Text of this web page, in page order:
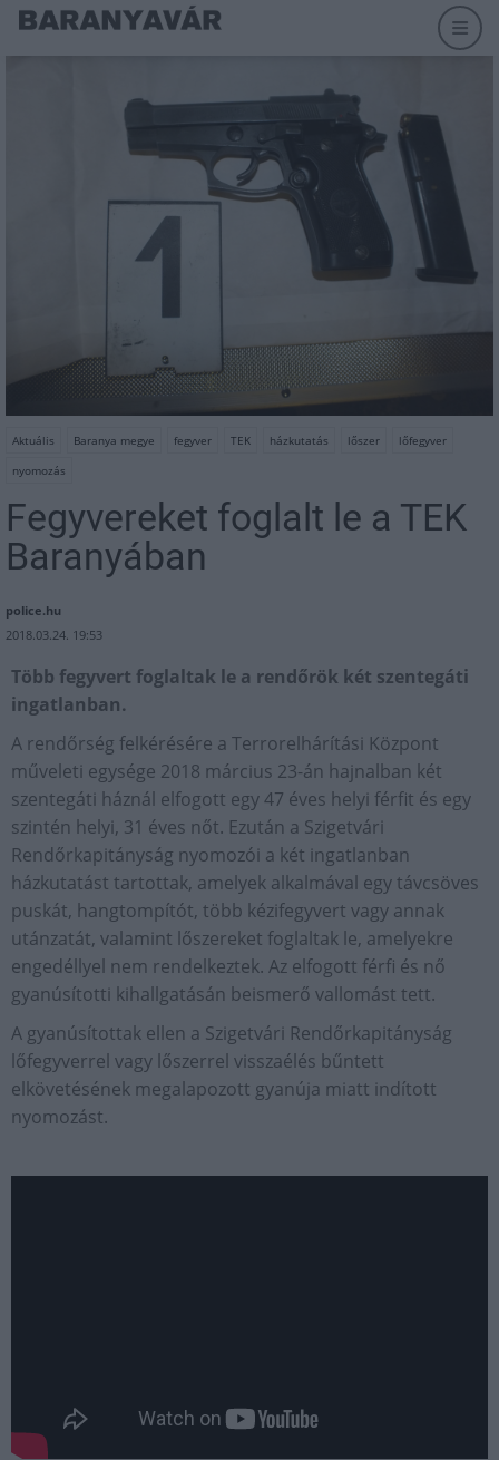
Aktuális Baranya megye fegyver TEK házkutatás lőszer
lőfegyver
nyomozás
Fegyvereket foglalt le a TEK
Baranyában
police.hu
2018.03.24. 19:53
Több fegyvert foglaltak le a rendőrök két szentegáti
ingatlanban.
A rendőrség felkérésére a Terrorelhárítási Központ
műveleti egysége 2018 március 23-án hajnalban két
szentegáti háznál elfogott egy 47 éves helyi férfit és egy
szintén helyi, 31 éves nőt. Ezután a Szigetvári
Rendőrkapitányság nyomozói a két ingatlanban
házkutatást tartottak, amelyek alkalmával egy távcsöves
puskát, hangtompítót, több kézifegyvert vagy annak
utánzatát, valamint lőszereket foglaltak le, amelyekre
engedéllyel nem rendelkeztek. Az elfogott férfi és nő
gyanúsítotti kihallgatásán beismerő vallomást tett.
A gyanúsítottak ellen a Szigetvári Rendőrkapitányság
lőfegyverrel vagy lőszerrel visszaélés bűntett
elkövetésének megalapozott gyanúja miatt indított
nyomozást.